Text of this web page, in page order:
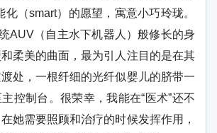
化（smart）的愿望，寓意小巧玲珑。
AUV（自主水下机器人）般修长的身
柔美的曲面，最为引人注目的是在其
处，一根纤细的光纤似婴儿的脐带一
控制台。很荣幸，我能在“医术”还不
她需要照顾和治疗的时候发挥作用，